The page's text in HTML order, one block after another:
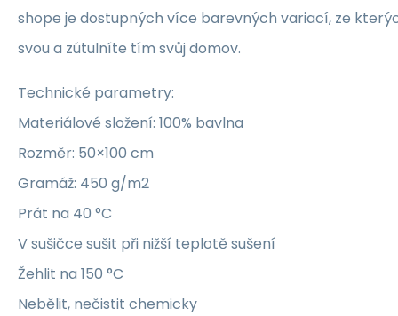
shope je dostupných více barevných variací, ze
svou a zútulníte tím svůj domov.
Technické parametry:
Materiálové složení: 100% bavlna
Rozměr: 50×100 cm
Gramáž: 450 g/m2
Prát na 40 °C
V sušičce sušit při nižší teplotě sušení
Žehlit na 150 °C
Nebělit, nečistit chemicky